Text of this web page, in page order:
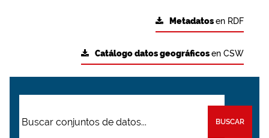
Metadatosen RDF
Catálogo datos geográficosen CSW
BUSCAR